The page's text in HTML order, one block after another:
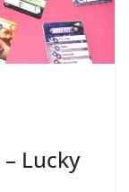
– Lucky